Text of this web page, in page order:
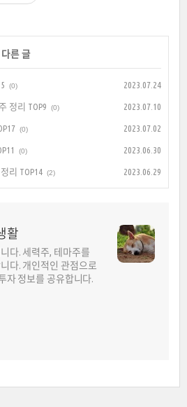
른 글
(0) 2023.07.24
정리 TOP9 (0) 2023.07.10
(0) 2023.07.02
(0) 2023.06.30
리 TOP14 (2) 2023.06.29
활
다. 세력주, 테마주를
다. 개인적인 관점으로
자 정보를 공유합니다.